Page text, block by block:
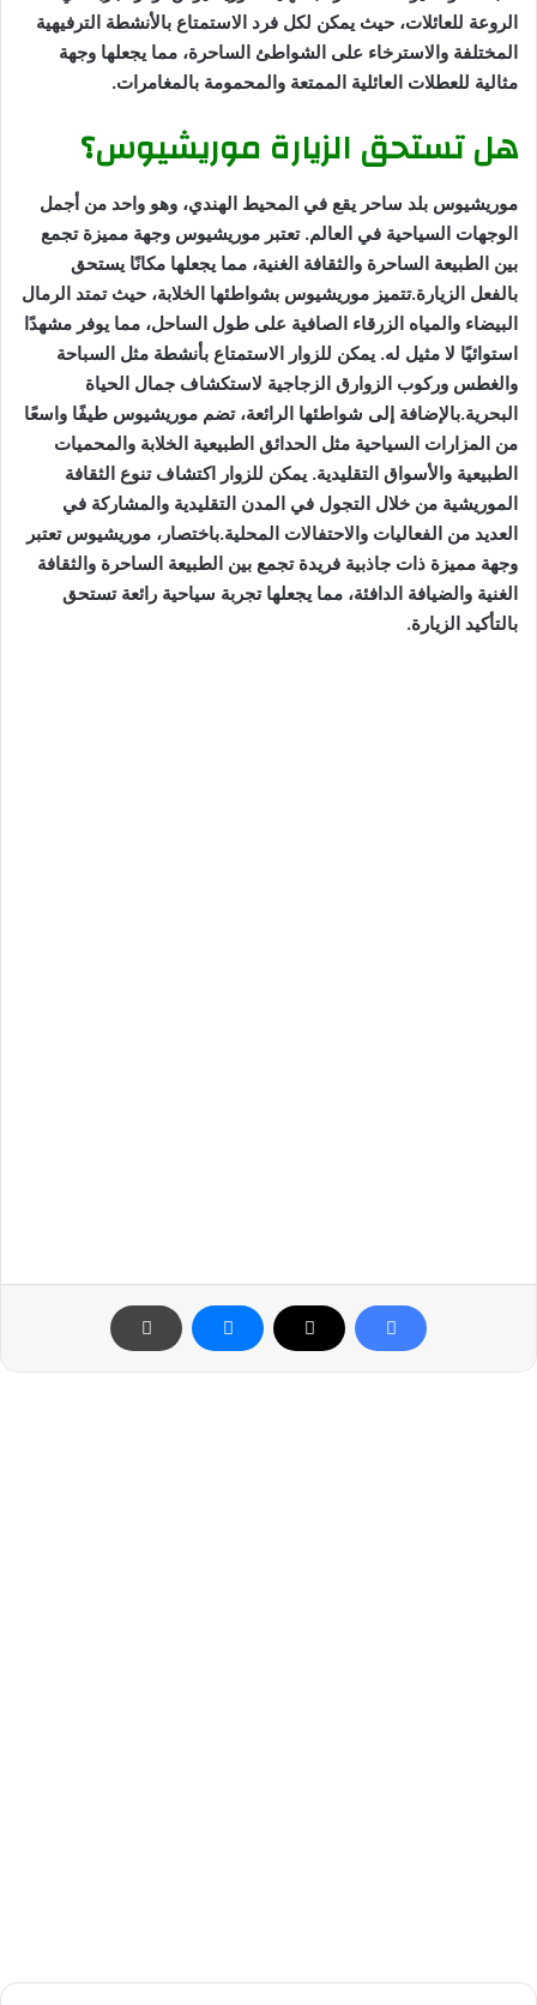
الروعة للعائلات، حيث يمكن لكل فرد الاستمتاع بالأنشطة الترفيهية
المختلفة والاسترخاء على الشواطئ الساحرة، مما يجعلها وجهة
مثالية للعطلات العائلية الممتعة والمحمومة بالمغامرات.
هل تستحق الزيارة موريشيوس؟
موريشيوس بلد ساحر يقع في المحيط الهندي، وهو واحد من أجمل
الوجهات السياحية في العالم. تعتبر موريشيوس وجهة مميزة تجمع
بين الطبيعة الساحرة والثقافة الغنية، مما يجعلها مكانًا يستحق
بالفعل الزيارة.تتميز موريشيوس بشواطئها الخلابة، حيث تمتد الرمال
البيضاء والمياه الزرقاء الصافية على طول الساحل، مما يوفر مشهدًا
استوائيًا لا مثيل له. يمكن للزوار الاستمتاع بأنشطة مثل السباحة
والغطس وركوب الزوارق الزجاجية لاستكشاف جمال الحياة
البحرية.بالإضافة إلى شواطئها الرائعة، تضم موريشيوس طيفًا واسعًا
من المزارات السياحية مثل الحدائق الطبيعية الخلابة والمحميات
الطبيعية والأسواق التقليدية. يمكن للزوار اكتشاف تنوع الثقافة
الموريشية من خلال التجول في المدن التقليدية والمشاركة في
العديد من الفعاليات والاحتفالات المحلية.باختصار، موريشيوس تعتبر
وجهة مميزة ذات جاذبية فريدة تجمع بين الطبيعة الساحرة والثقافة
الغنية والضيافة الدافئة، مما يجعلها تجربة سياحية رائعة تستحق
بالتأكيد الزيارة.